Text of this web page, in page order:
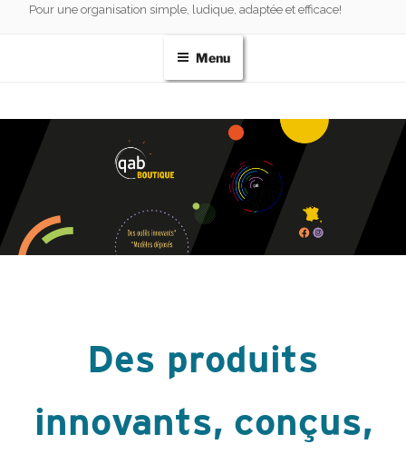
Pour une organisation simple, ludique, adaptée et efficace!
Menu
Des produits
innovants, conçus,